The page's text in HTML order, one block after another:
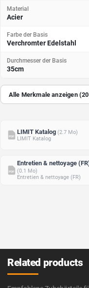
Material
Acier
Farbe der Basis
Verchromter Edelstahl
Durchmesser der Basis
35cm
Alle Merkmale anzeigen
PDF
LIMIT Katalog (2.7 Mo)
LIMIT Katalog
PDF
Entretien & nettoyage
(0.1 Mo)
Entretien & nettoyage (FR)
Related products